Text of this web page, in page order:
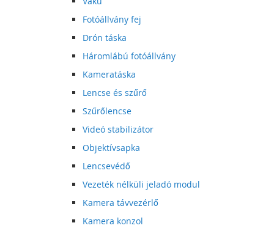
Fotóállvány fej
Drón táska
Háromlábú fotóállvány
Kameratáska
Lencse és szűrő
Szűrőlencse
Videó stabilizátor
Objektívsapka
Lencsevédő
Vezeték nélküli jeladó modul
Kamera távvezérlő
Kamera konzol